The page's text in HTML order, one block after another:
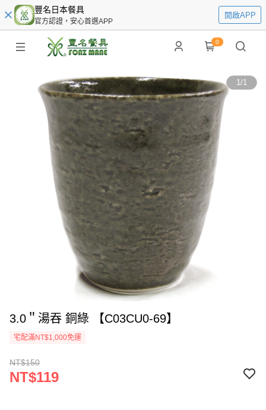
豐名日本餐具
官方認證，安心首選APP
開啟APP
0
1/1
3.0＂湯吞 銅綠 【C03CU0-69】
宅配滿NT$1,000免運
NT$150
NT$119